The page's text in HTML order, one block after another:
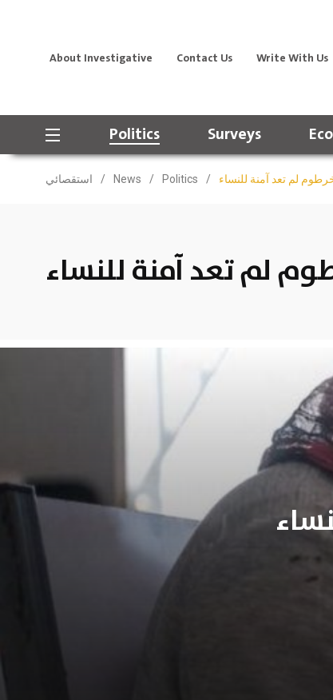
About Investigative Contact Us Write With Us
Politics Surveys
استقصائي / News / Politics / لم تعد آمنة للنساء
لم تعد آمنة للنساء